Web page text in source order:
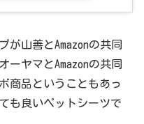
が山善とAmazonの共同
ーヤマとAmazonの共同
商品ということもあっ
も良いペットシーツで